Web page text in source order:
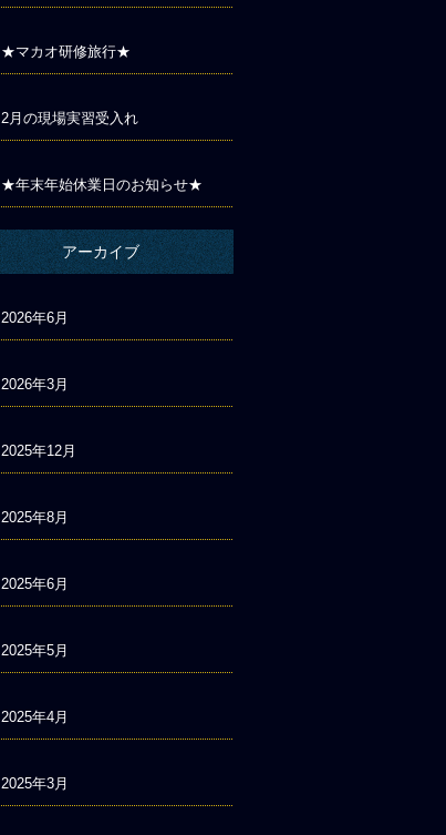
★マカオ研修旅行★
2月の現場実習受入れ
★年末年始休業日のお知らせ★
アーカイブ
2026年6月
2026年3月
2025年12月
2025年8月
2025年6月
2025年5月
2025年4月
2025年3月